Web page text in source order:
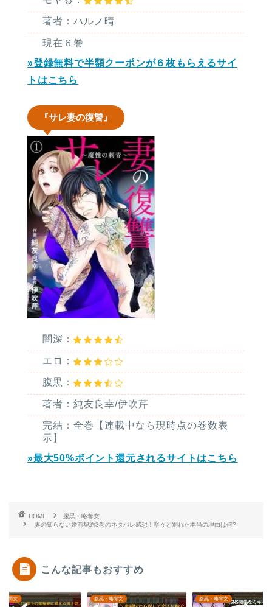
著者：ハルノ晴
現在６巻
»登録無料で半額クーポンが６枚もらえるサイ
トはこちら
『サレ妻の復讐』
闇深：
エロ：
腹黒：
著者：純友良幸/伊吹芹
完結：全巻【連載中なら現時点の巻数表
示】
»最大50%ポイント還元されるサイトはこちら
HOME
腹黒・略奪女
妻の知らない婚前契約3巻のネタバレ感想！寧々と別れた本当の理由は何?
こんな記事もおすすめ
略奪女 腹黒・略奪女 腹黒・略奪女